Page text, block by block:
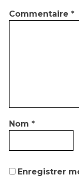
Commentaire *
Nom *
Enregistrer